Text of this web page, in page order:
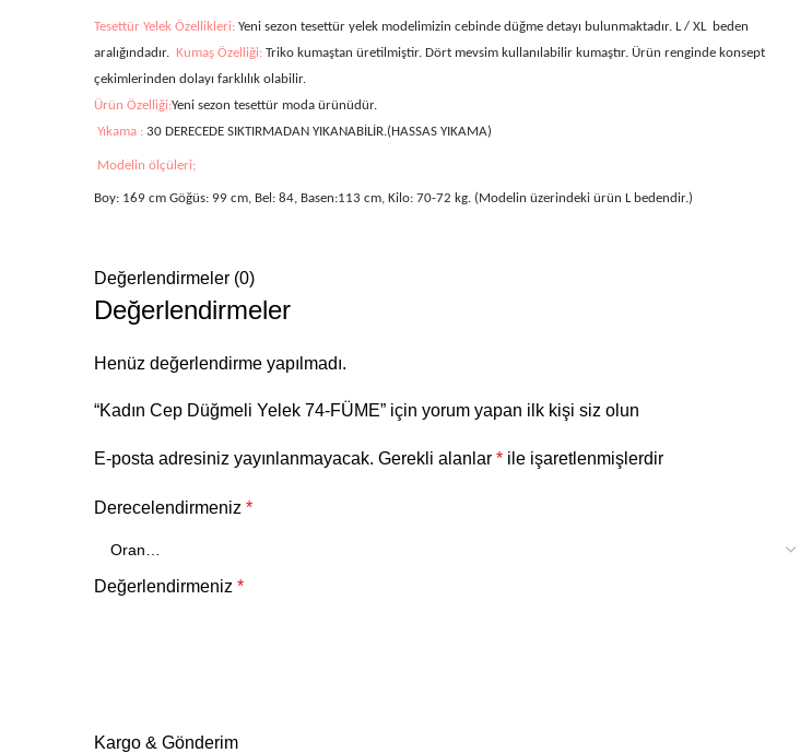
Tesettür Yelek Özellikleri: Yeni sezon tesettür yelek modelimizin cebinde düğme detayı bulunmaktadır. L / XL beden
aralığındadır. Kumaş Özelliği: Triko kumaştan üretilmiştir. Dört mevsim kullanılabilir kumaştır. Ürün renginde konsept
çekimlerinden dolayı farklılık olabilir.
Ürün Özelliği:Yeni sezon tesettür moda ürünüdür.
Yıkama : 30 DERECEDE SIKTIRMADAN YIKANABİLİR.(HASSAS YIKAMA)
Modelin ölçüleri;
Boy: 169 cm Göğüs: 99 cm, Bel: 84, Basen:113 cm, Kilo: 70-72 kg. (Modelin üzerindeki ürün Lbedendir.)
Değerlendirmeler (0)
Değerlendirmeler
Henüz değerlendirme yapılmadı.
“Kadın Cep Düğmeli Yelek 74-FÜME” için yorum yapan ilk kişi siz olun
E-posta adresiniz yayınlanmayacak. Gerekli alanlar * ile işaretlenmişlerdir
Derecelendirmeniz *
Değerlendirmeniz *
Kargo & Gönderim